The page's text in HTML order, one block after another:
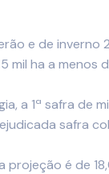
e de inverno
mil ha a
a 1ª safra de
safra
é de